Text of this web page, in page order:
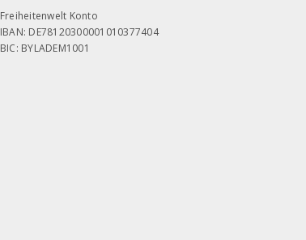
Freiheitenwelt Konto
IBAN: DE78120300001010377404
BIC: BYLADEM1001